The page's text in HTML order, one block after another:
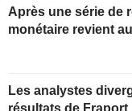
Après une série de
monétaire revient
Les analystes